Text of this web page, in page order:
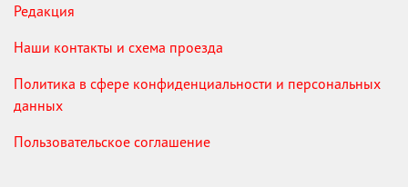
Редакция
Наши контакты и схема проезда
Политика в сфере конфиденциальности и персональных
данных
Пользовательское соглашение